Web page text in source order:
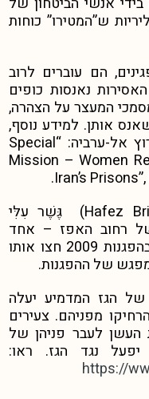
ש”המטירו” כוחות
הם עוברים לרוב
נאנסות כופים
המעצר על הצהרה,
אותן. למידע נוסף,
בסרט הדוקומנטרי המרתק של ערוץ אל-ערביה: “Special
Mission – Women
Iran’s Prisons”,
.
גֶּשֶׁר הַאפֶז (پل حافظ):(Hafez Bridge) גֶּשֶׁר עִלִּי
רחוב האפז – אחד
מרחובותיה הראשיים של טהראן. בהפגנות 2009 חצו אותו
של ההפגנות.
של הגז המדמיע יעלה
מפניהם. צעירים
העשן לעבר פניהן של
נגד הגז. ראו:
https://